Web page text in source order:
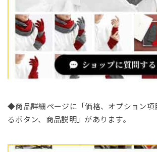
◆商品詳細ページに「価格、オプション項
るボタン、商品説明」があります。